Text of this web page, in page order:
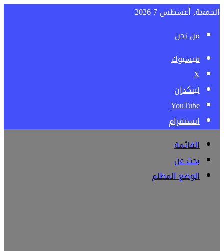
الجمعة, أغسطس 7 2026
من نحن
فيسبوك
‫X
لينكدإن
‫YouTube
انستقرام
القائمة
بحث عن
الوضع المظلم